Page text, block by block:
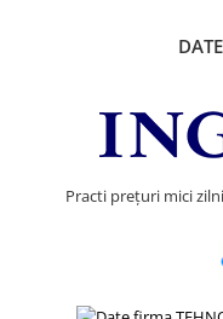
Practi prețuri mici